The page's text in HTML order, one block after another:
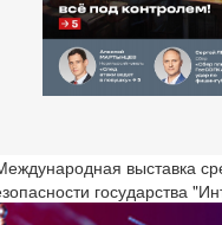
выставка
государства